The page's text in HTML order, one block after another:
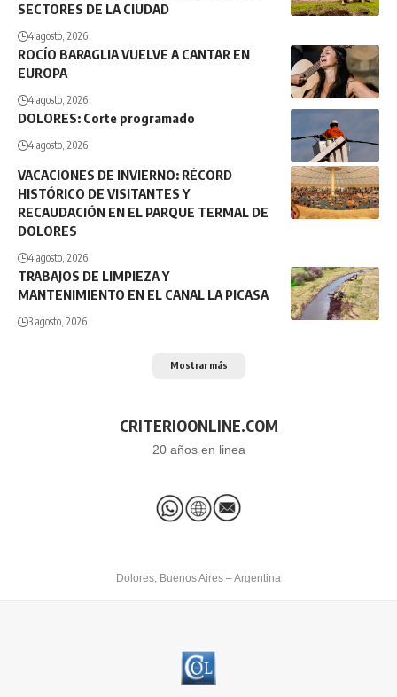
SECTORES DE LA CIUDAD
4 agosto, 2026
ROCÍO BARAGLIA VUELVE A CANTAR EN
EUROPA
4 agosto, 2026
DOLORES: Corte programado
4 agosto, 2026
VACACIONES DE INVIERNO: RÉCORD
HISTÓRICO DE VISITANTES Y
RECAUDACIÓN EN EL PARQUE TERMAL DE
DOLORES
4 agosto, 2026
TRABAJOS DE LIMPIEZA Y
MANTENIMIENTO EN EL CANAL LA PICASA
3 agosto, 2026
Mostrar más
CRITERIOONLINE.COM
20 años en linea
Dolores, Buenos Aires – Argentina